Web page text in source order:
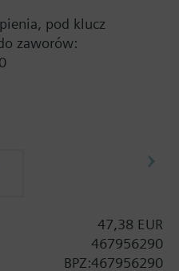
pod klucz
zaworów:
od serii D od
serii B
47,38 EUR
467956290
BPZ:467956290